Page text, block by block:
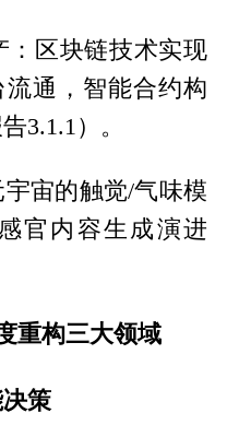
：区块链技术实现
通，智能合约构
3.1.1）。
宙的触觉/气味模
官内容生成演进
重构三大领域
策